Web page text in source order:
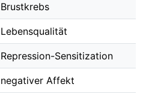
Brustkrebs
Lebensqualität
Repression-Sensitization
negativer Affekt